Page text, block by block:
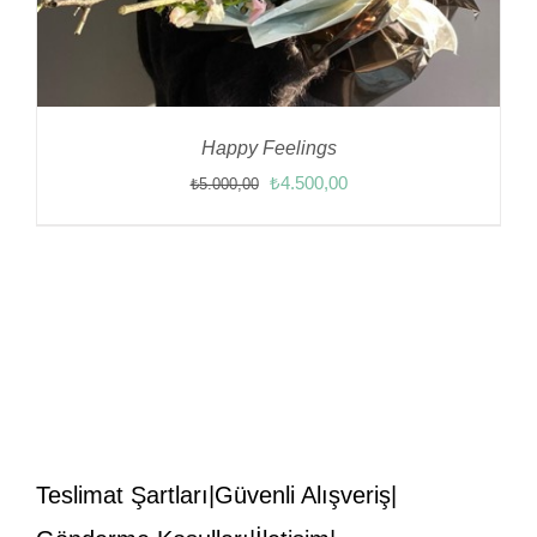
Happy Feelings
₺5.000,00
Orijinal
₺4.500,00Şu
Teslimat Şartları Güvenli Alışveriş